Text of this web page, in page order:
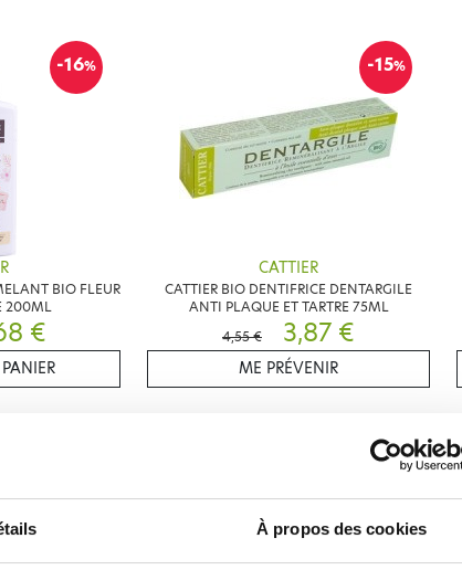
À propos des cookies
-16%
BIO FLEUR
200ML
€
-15%
CATTIER
CATTIER BIO DENTIFRICE DENTARGILE
ANTI PLAQUE ET TARTRE 75ML
4,55 €
3,87 €
ME PRÉVENIR
-10%